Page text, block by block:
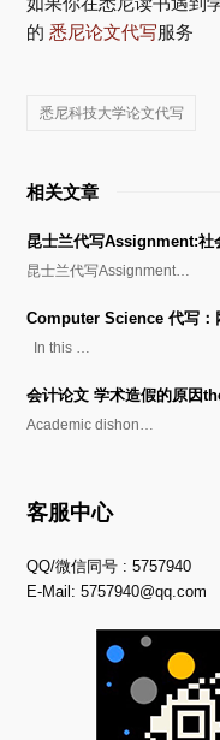
的悉尼论文代写服务
悉尼科技大学论文代写
相关文章
昆士兰代写Assignment:社
昆士兰代写Assignment…
Computer Science 代写：
In this …
会计论文 学术造假的原因
Academic dishon…
客服中心
QQ/微信同号 : 5757940
E-Mail:5757940@qq.com